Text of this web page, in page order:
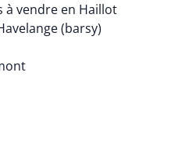
à vendre en Haillot
(barsy)